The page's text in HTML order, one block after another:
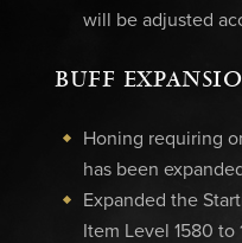
will be adjusted
BUFF
Honing requiring
has been
Expanded the
Item Level 1580 to